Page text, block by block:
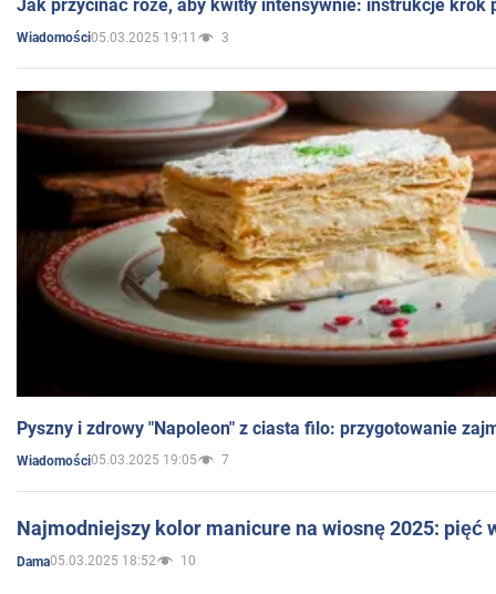
Jak przycinać róże, aby kwitły intensywnie: instrukcje krok
Wiadomości05.03.2025 19:11 3
Pyszny i zdrowy "Napoleon" z ciasta filo: przygotowanie
Wiadomości05.03.2025 19:05 7
Najmodniejszy kolor manicure na wiosnę 2025: pięć
Dama05.03.2025 18:52 10